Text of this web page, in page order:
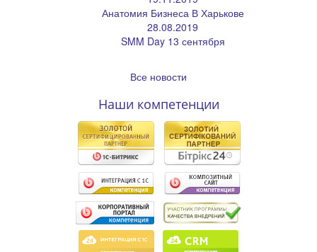
Анатомия Бизнеса В Харькове
28.08.2019
SMM Day 13 сентября
Все новости
Наши компетенции